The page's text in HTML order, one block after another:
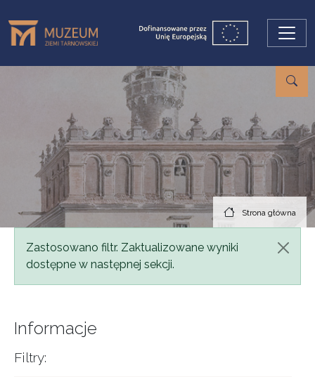
Strona główna
Komunikat
Zastosowano filtr. Zaktualizowane wyniki
dostępne w następnej sekcji.
Informacje
Filtry: